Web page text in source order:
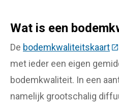
Wat is een
De bodemkwaliteitskaart
met ieder een eigen
bodemkwaliteit. In een
namelijk grootschalig